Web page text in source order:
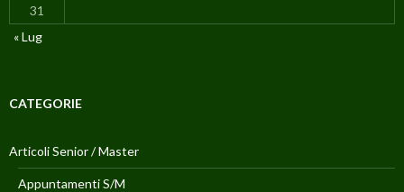
31
« Lug
CATEGORIE
Articoli Senior / Master
Appuntamenti S/M